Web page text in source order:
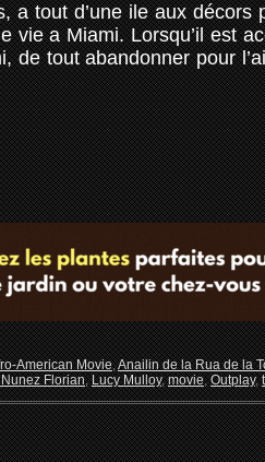
a tout d’une ile aux
a Miami. Lorsqu’il est
tout abandonner pour
American Movie,Anailin de la Rua de la
Florian,Lucy Mulloy,movie,Outplay,